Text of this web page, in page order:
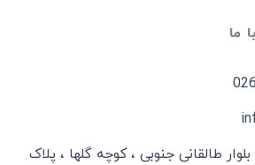
ما
بلوار طالقانی جنوبی ، کوچه گلها ، پلاک